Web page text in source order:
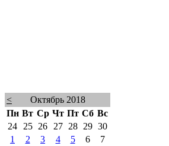
<
Октябрь 2018
Пн Вт Ср Чт Пт Сб Вс
24
25 26 27 28 29 30
1
2 3 4 5 6
7